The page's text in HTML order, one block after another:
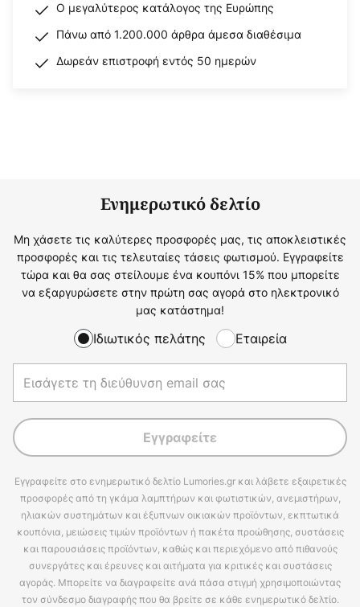
Ο μεγαλύτερος κατάλογος της Ευρώπης
Πάνω από 1.200.000 άρθρα άμεσα διαθέσιμα
Δωρεάν επιστροφή εντός 50 ημερών
Ενημερωτικό δελτίο
Μη χάσετε τις καλύτερες προσφορές μας, τις αποκλειστικές
προσφορές και τις τελευταίες τάσεις φωτισμού. Εγγραφείτε
τώρα και θα σας στείλουμε ένα κουπόνι 15% που μπορείτε
να εξαργυρώσετε στην πρώτη σας αγορά στο ηλεκτρονικό
μας κατάστημα!
Ιδιωτικός πελάτης Εταιρεία
Εγγραφείτε
Εγγραφείτε στο ενημερωτικό δελτίο Lumories.gr και λάβετε εξαιρετικές
προσφορές από τη γκάμα λαμπτήρων και φωτιστικών, ανεμιστήρων,
ηλιακών συστημάτων και έξυπνων οικιακών προϊόντων, εκπτωτικά
κουπόνια, μειώσεις τιμών προϊόντων ή πακέτα προώθησης, συστάσεις
και παρουσιάσεις προϊόντων, καθώς και περιεχόμενο από πιθανούς
συνεργάτες και έρευνες και αιτήματα για κριτικές και συστάσεις
αγοράς. Μπορείτε να διαγραφείτε ανά πάσα στιγμή χρησιμοποιώντας
τον σύνδεσμο διαγραφής που θα βρείτε σε κάθε ενημερωτικό δελτίο.